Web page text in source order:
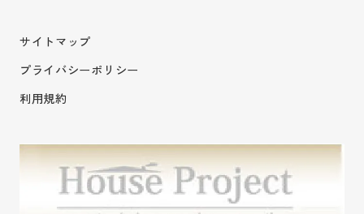
サイトマップ
プライバシーポリシー
利用規約